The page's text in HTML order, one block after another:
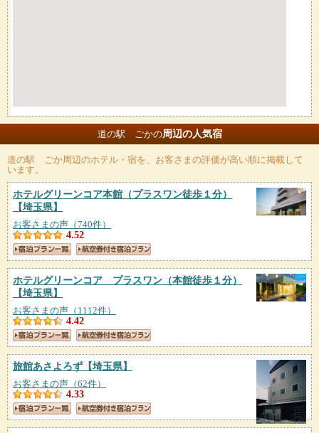
道の駅 ごかの周辺の人気宿
道の駅 ごか周辺のホテル・宿を、お客さまの評価が高い順に掲載して
います。
ホテルグリーンコア本館（プラスワン徒歩１分）
【埼玉県】
お客さまの声（740件）
4.52
ホテルグリーンコア プラスワン（本館徒歩１分）
【埼玉県】
お客さまの声（1112件）
4.42
旅館あさよろず 【埼玉県】
お客さまの声（62件）
4.33